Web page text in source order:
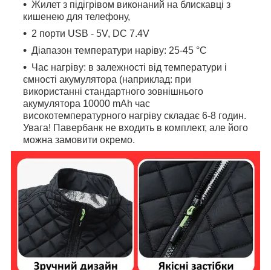
Жилет з підігрівом виконаний на блискавці з
кишенею для телефону,
2 порти USB - 5V, DC 7.4V
Діапазон температури наріву: 25-45 °C
Час нагріву: в залежності від температури і
ємності акумулятора (наприклад: при
використанні стандартного зовнішнього
акумулятора 10000 mAh час
високотемпературного нагріву складає 6-8 годин.
Увага! Павербанк не входить в комплект, але його
можна замовити окремо.